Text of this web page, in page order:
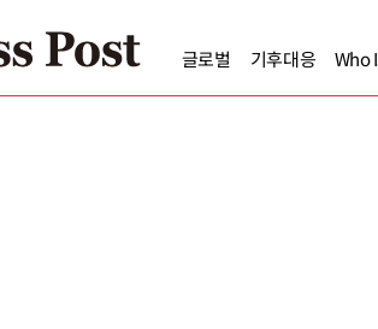
글로벌 기후대응 Who